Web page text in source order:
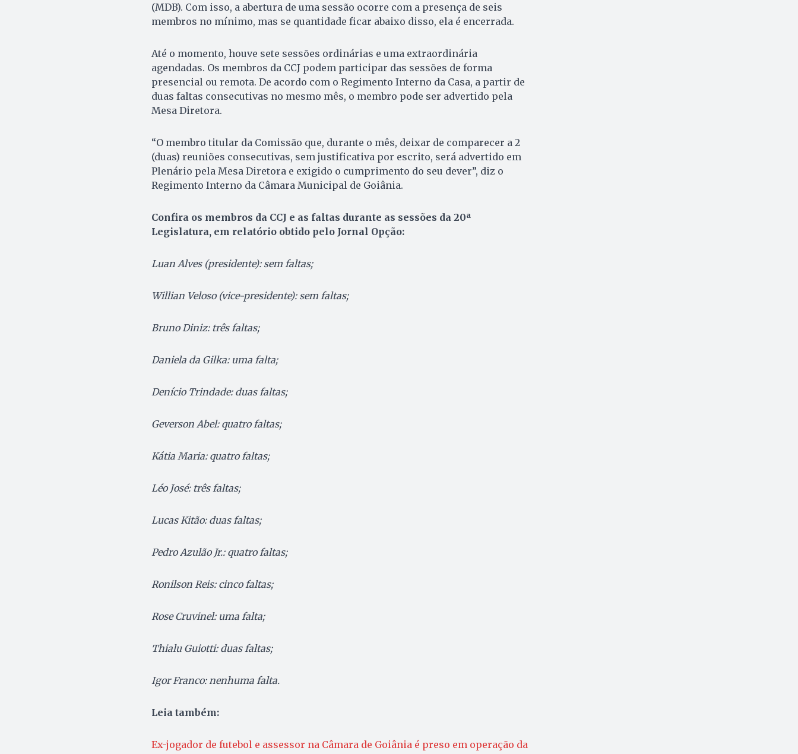
(MDB). Com isso, a abertura de uma sessão ocorre com a presença de seis
membros no mínimo, mas se quantidade ficar abaixo disso, ela é encerrada.
Até o momento, houve sete sessões ordinárias e uma extraordinária
agendadas. Os membros da CCJ podem participar das sessões de forma
presencial ou remota. De acordo com o Regimento Interno da Casa, a partir de
duas faltas consecutivas no mesmo mês, o membro pode ser advertido pela
Mesa Diretora.
“O membro titular da Comissão que, durante o mês, deixar de comparecer a 2
(duas) reuniões consecutivas, sem justificativa por escrito, será advertido em
Plenário pela Mesa Diretora e exigido o cumprimento do seu dever”, diz o
Regimento Interno da Câmara Municipal de Goiânia.
Confira os membros da CCJ e as faltas durante as sessões da 20ª
Legislatura, em relatório obtido pelo Jornal Opção:
Luan Alves (presidente): sem faltas;
Willian Veloso (vice-presidente): sem faltas;
Bruno Diniz: três faltas;
Daniela da Gilka: uma falta;
Denício Trindade: duas faltas;
Geverson Abel: quatro faltas;
Kátia Maria: quatro faltas;
Léo José: três faltas;
Lucas Kitão: duas faltas;
Pedro Azulão Jr.: quatro faltas;
Ronilson Reis: cinco faltas;
Rose Cruvinel: uma falta;
Thialu Guiotti: duas faltas;
Igor Franco: nenhuma falta.
Leia também:
Ex-jogador de futebol e assessor na Câmara de Goiânia é preso em operação da